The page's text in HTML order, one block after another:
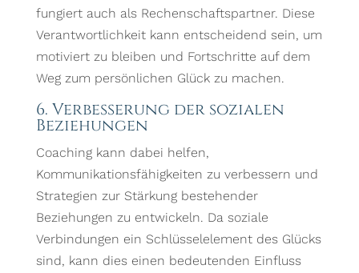
fungiert auch als Rechenschaftspartner. Diese
Verantwortlichkeit kann entscheidend sein, um
motiviert zu bleiben und Fortschritte auf dem
Weg zum persönlichen Glück zu machen.
6. Verbesserung der sozialen
Beziehungen
Coaching kann dabei helfen,
Kommunikationsfähigkeiten zu verbessern und
Strategien zur Stärkung bestehender
Beziehungen zu entwickeln. Da soziale
Verbindungen ein Schlüsselelement des Glücks
sind, kann dies einen bedeutenden Einfluss